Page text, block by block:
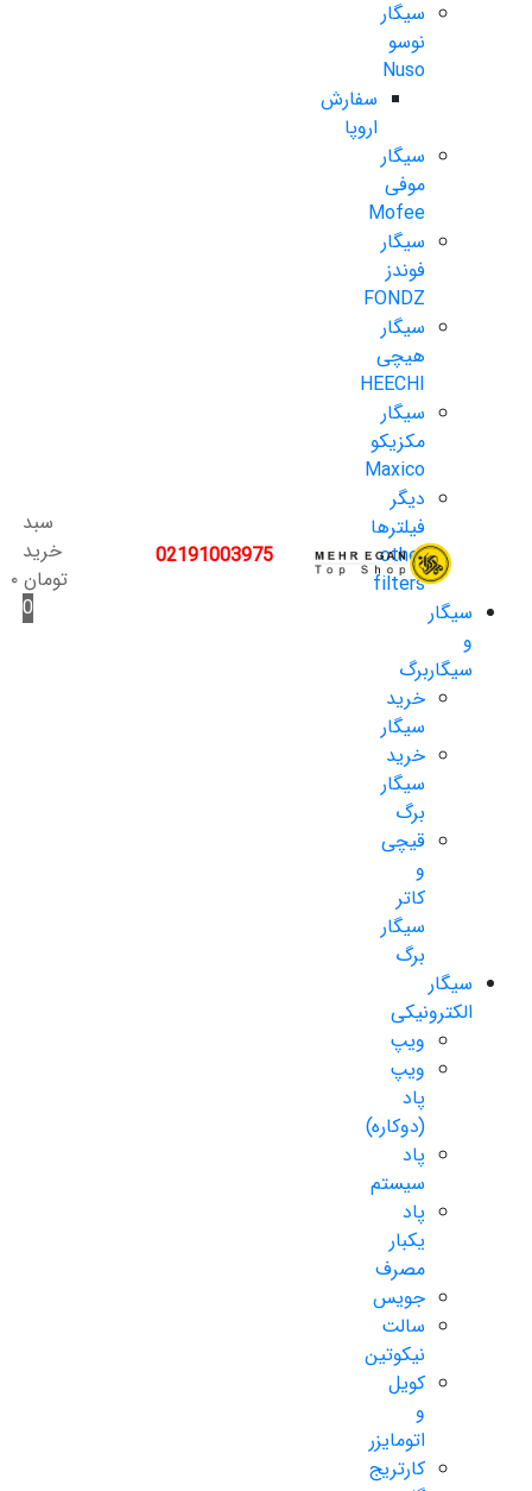
سیگار
نوسو
Nuso
سفارش
اروپا
سیگار
موفی
Mofee
سیگار
فوندز
FONDZ
سیگار
هیچی
HEECHI
سیگار
مکزیکو
Maxico
دیگر
فیلترها
other
filters
سیگار
و
سیگاربرگ
خرید
سیگار
خرید
سیگار
برگ
قیچی
و
کاتر
سیگار
برگ
سیگار
الکترونیکی
ویپ
ویپ
پاد
(دوکاره)
پاد
سیستم
پاد
یکبار
مصرف
جویس
سالت
نیکوتین
کویل
و
اتومایزر
کارتریج
02191003975
سبد
خرید
تومان۰
0